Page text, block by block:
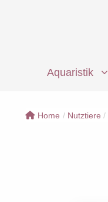
Aquaristik
Home / Nutztiere /